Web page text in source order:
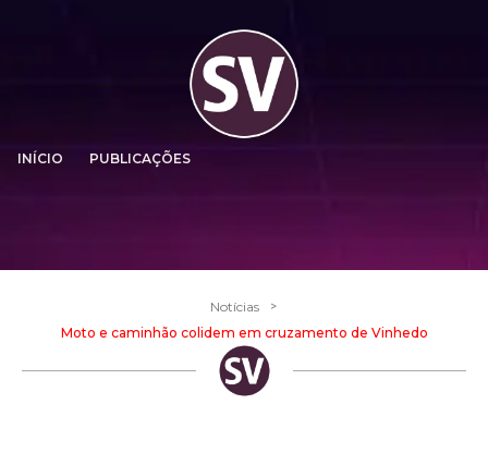
INÍCIO PUBLICAÇÕES
Notícias >
Moto e caminhão colidem em cruzamento de Vinhedo